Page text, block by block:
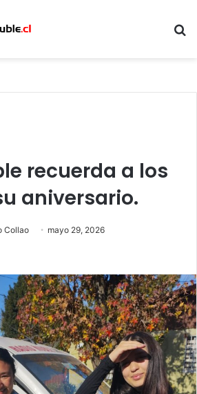
recuerda a los
aniversario.
Collao mayo 29, 2026